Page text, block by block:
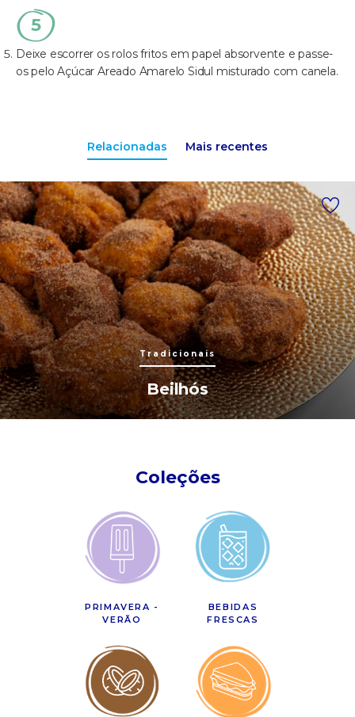
Deixe escorrer os rolos fritos em papel absorvente e passe-
os pelo Açúcar Areado Amarelo Sidul misturado com canela.
Relacionadas Mais recentes
Tradicionais
Beilhós
Coleções
PRIMAVERA -
VERÃO
BEBIDAS
FRESCAS